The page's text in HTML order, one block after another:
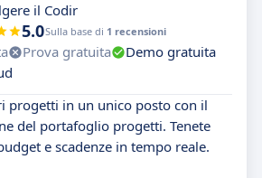
il Codir
5.0Sulla base di 1 recensioni
Prova gratuita
Demo gratuita
progetti in un unico posto con il
del portafoglio progetti. Tenete
e scadenze in tempo reale.